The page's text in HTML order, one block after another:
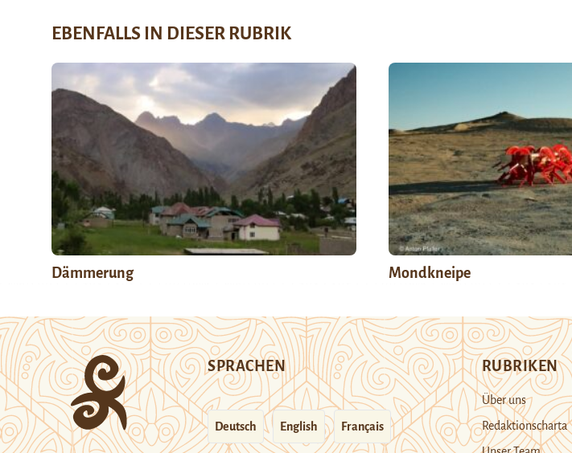
EBENFALLS IN DIESER RUBRIK
Dämmerung Mondkneipe
SPRACHEN
Deutsch English Français
RUBRIKEN
Über uns
Redaktionscharta